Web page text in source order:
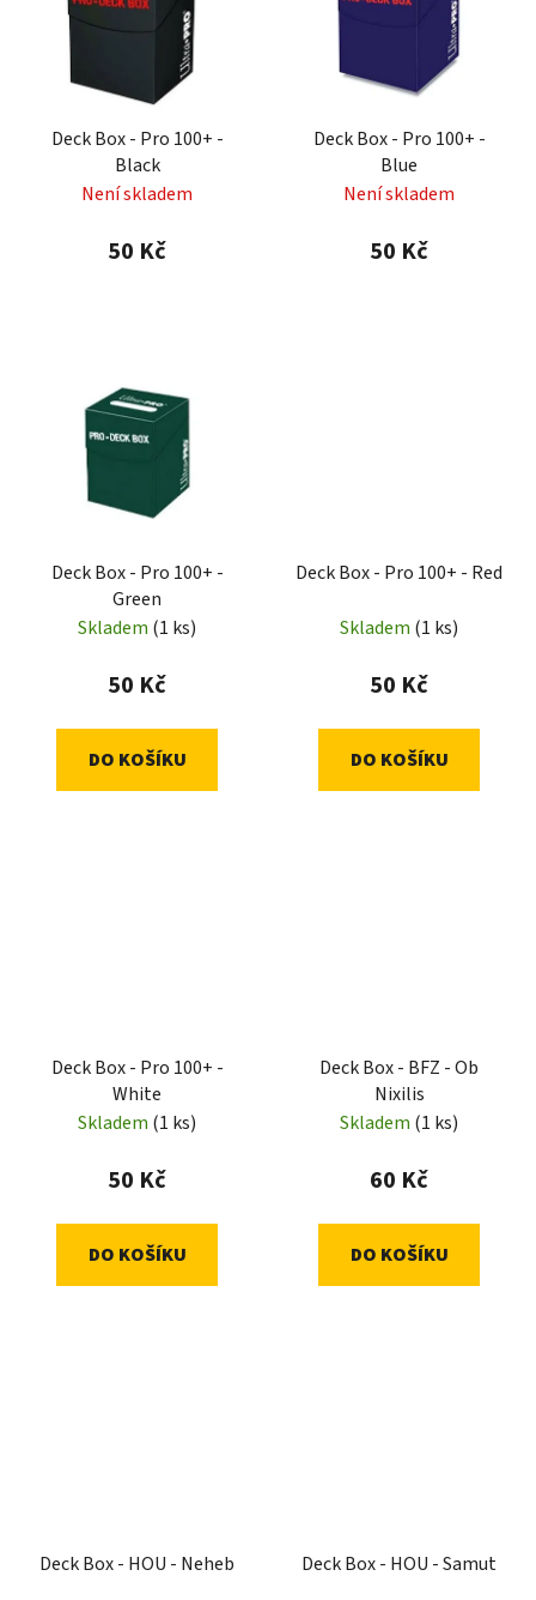
Deck Box - Pro 100+ -
Black
Není skladem
50 Kč
Deck Box - Pro 100+ -
Blue
Není skladem
50 Kč
Deck Box - Pro 100+ -
Green
Skladem (1 ks)
50 Kč
DO KOŠÍKU
Deck Box - Pro 100+ - Red
Skladem (1 ks)
50 Kč
DO KOŠÍKU
Deck Box - Pro 100+ -
White
Skladem (1 ks)
50 Kč
DO KOŠÍKU
Deck Box - BFZ - Ob
Nixilis
Skladem (1 ks)
60 Kč
DO KOŠÍKU
Deck Box - HOU - Neheb Deck Box - HOU - Samut